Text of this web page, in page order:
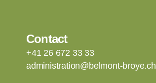
Contact
+41 26 672 33 33
administration@belmont-broye.ch